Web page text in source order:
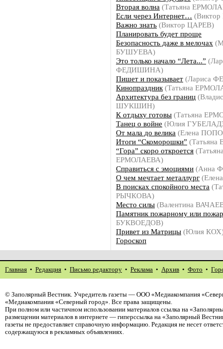
Вторая волна (Татьяна
Если через Интернет…
Важно знать (Виктор ЦАРЕВ)
Планировать будет проще
Безопасность даже в мелочах
БУШУЕВА)
Это только начало “Лета...”
ФЕДИШИНА)
Пишет и показывает (Лариса
Кинопраздник (Татьяна
Архитектура без границ
ШУКШИН)
К отдыху готовы (Татьяна
Танец о войне (Юлия
От мала до велика (Елена
Итоги “Скоморошки”
“Гора” скоро откроется
ЕРМОЛАЕВА)
Справиться с эмоциями (Анна
О чем мечтает металлург
В поисках спокойного места
РЫЧКОВА)
Место силы (Валентина
Памятник пожарному или
БУКВОЕДОВ)
Привет из Матрицы (Юлия
Гороскоп
Главная • Редакция • Письмо редактору • Реклама • Архив • Фото •
© Заполярный Вестник. Учредитель газеты — ООО «Медиакомпания
«Медиакомпания «Северный город». Все права защищены.
При полном или частичном использовании материалов ссылка на
размещении материалов в интернете — гиперссылка на «Заполярный
газеты не предоставляет справочную информацию. Редакция не несет
содержащуюся в рекламных объявлениях.